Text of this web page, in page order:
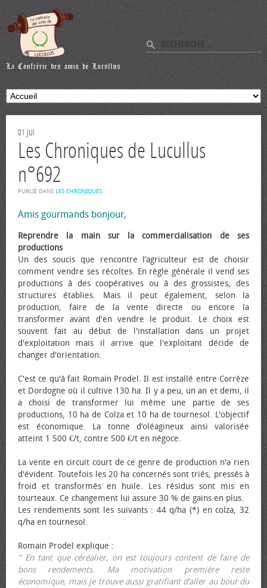
01 JUI
Les Chroniques de Lucullus
n°692
PUBLIÉ DANS LES CHRONIQUES.
Amis gourmands bonjour,
Reprendre la main sur la commercialisation de ses
productions
Un des soucis que rencontre l’agriculteur est de choisir
comment vendre ses récoltes. En règle générale il vend ses
productions à des coopératives ou à des grossistes, des
structures établies. Mais il peut également, selon la
production, faire de la vente directe ou encore la
transformer avant d'en vendre le produit. Le choix est
souvent fait au début de l'installation dans un projet
d'exploitation mais il arrive que l'exploitant décide de
changer d'orientation.
C'est ce qu'à fait Romain Prodel. Il est installé entre Corrèze
et Dordogne où il cultive 130 ha. Il y a peu, un an et demi, il
a choisi de transformer lui même une partie de ses
productions, 10 ha de Colza et 10 ha de tournesol. L'objectif
est économique. La tonne d’oléagineux ainsi valorisée
atteint 1 500 €/t, contre 500 €/t en négoce.
La vente en circuit court de ce genre de production n'a rien
d'évident. Toutefois les 20 ha concernés sont triés, pressés à
froid et transformés en huile. Les résidus sont mis en
tourteaux. Ce changement lui assure 30 % de gains en plus.
Les rendements sont les suivants : 44 q/ha (*) en colza, 32
q/ha en tournesol.
Romain Prodel explique :
" En tant que céréalier, on est toujours content de faire de
bons rendements. Ma motivation première reste
économique, mais je trouve aussi gratifiant d’aller au bout du